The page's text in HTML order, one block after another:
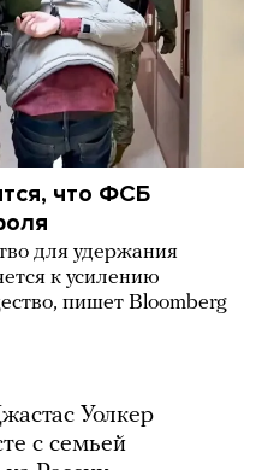
что ФСБ
для удержания
к усилению
пишет Bloomberg
Уолкер
с семьей